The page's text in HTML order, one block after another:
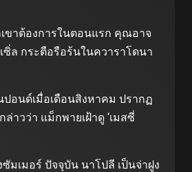
ขาต้องการในตอนแรก คุณอาจ
ซิ่ล กระตือรือร้นในควาราโดนา
ปอนด์เมื่อเดือนสิงหาคม ปรากฏ
าวว่า แม็กพายเฝ้าดู ‘เมสซี่
มเมอร์ ปัจจุบัน นาโปลี เป็นจ่าฝูง